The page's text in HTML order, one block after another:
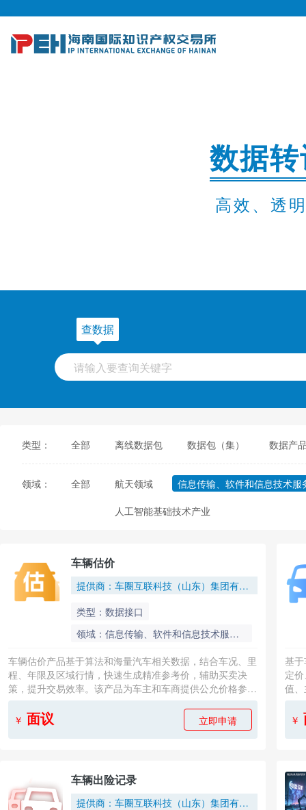
数据
高效、透
查数据
类型： 全部 离线数据包 数据包（集） 数据产
领域： 全部 航天领域
信息传输、软件和信息技术服
人工智能基础技术产业
车辆估价
提供商：车圈互联科技（山东）集团有限公司
类型：数据接口
领域：信息传输、软件和信息技术服务、智能网联汽车、工业互联网/智能制造
车辆估价产品基于算法和海量汽车相关数据，结合车况、里
程、年限及区域行情，快速生成精准参考价，辅助买卖决
策，提升交易效率。该产品为车主和车商提供公允价格参
价值透明化，是二手车交易前的必备工具。
￥ 面议 立即申请
基
定
值
要
￥
车辆出险记录
提供商：车圈互联科技（山东）集团有限公司